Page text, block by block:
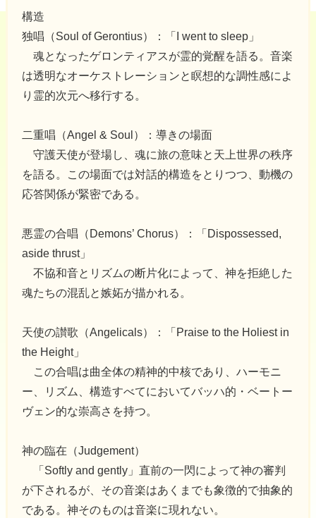
構造
独唱（Soul of Gerontius）：「I went to sleep」
魂となったゲロンティアスが霊的覚醒を語る。音楽
は透明なオーケストレーションと瞑想的な調性感によ
り霊的次元へ移行する。
二重唱（Angel & Soul）：導きの場面
守護天使が登場し、魂に旅の意味と天上世界の秩序
を語る。この場面では対話的構造をとりつつ、動機の
応答関係が緊密である。
悪霊の合唱（Demons’ Chorus）：「Dispossessed,
aside thrust」
不協和音とリズムの断片化によって、神を拒絶した
魂たちの混乱と嫉妬が描かれる。
天使の讃歌（Angelicals）：「Praise to the Holiest in
the Height」
この合唱は曲全体の精神的中核であり、ハーモニ
ー、リズム、構造すべてにおいてバッハ的・ベートー
ヴェン的な崇高さを持つ。
神の臨在（Judgement）
「Softly and gently」直前の一閃によって神の審判
が下されるが、その音楽はあくまでも象徴的で抽象的
である。神そのものは音楽に現れない。